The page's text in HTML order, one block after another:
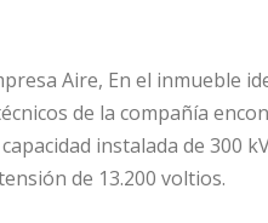
Aire, En el inmueble
de la compañía
instalada de 300
de 13.200 voltios.